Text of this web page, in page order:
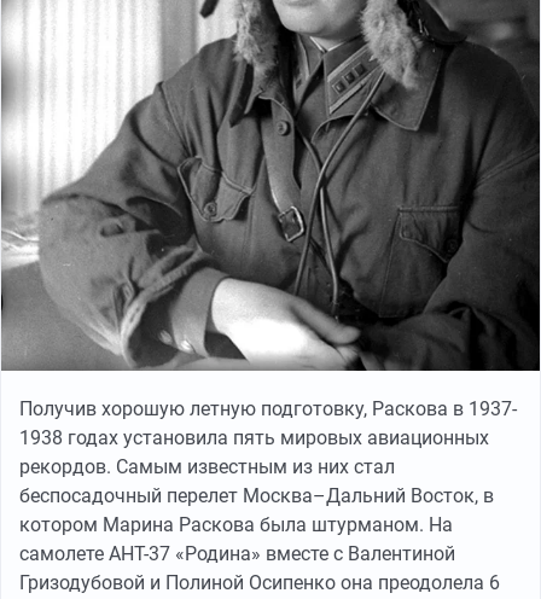
Получив хорошую летную подготовку, Раскова в 1937-
1938 годах установила пять мировых авиационных
рекордов. Самым известным из них стал
беспосадочный перелет Москва–Дальний Восток, в
котором Марина Раскова была штурманом. На
самолете АНТ-37 «Родина» вместе с Валентиной
Гризодубовой и Полиной Осипенко она преодолела 6